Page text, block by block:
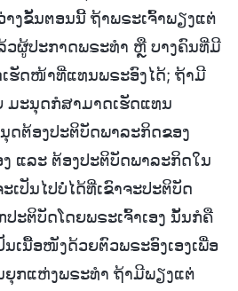
ງຂັ້ນຕອນນີ້ ຖ້າພຣະເຈົ້າພຽງແຕ່
ວຜູ້ປະກາດພຣະທຳ ຫຼື ບາງຄົນທີ່ມີ
ຮັດໜ້າທີ່ແທນພຣະອົງໄດ້; ຖ້າມີ
ມະນຸດກໍສາມາດເຮັດແທນ
ດຕ້ອງປະຕິບັດພາລະກິດຂອງ
ງ ແລະ ຕ້ອງປະຕິບັດພາລະກິດໃນ
ປັນໄປບໍ່ໄດ້ທີ່ເຂົາຈະປະຕິບັດ
ະຕິບັດໂດຍພຣະເຈົ້າເອງ ນັ້ນກໍຄື
ນເນື້ອໜັງດ້ວຍຕົວພຣະອົງເອງເພື່ອ
ຍຸກແຫ່ງພຣະທຳ ຖ້າມີພຽງແຕ່